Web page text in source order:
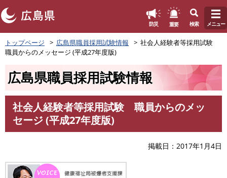
ペ
ー
ジ
防災 重要 検索 メニュー
トップページ 広島県職員採用試験情報
社会人経験者等採用試験
職員からのメッセージ (平成27年度版)
広島県職員採用試験情報
社会人経験者等採用試験 職員からのメッ
セージ (平成27年度版)
掲載日 2017年1月4日